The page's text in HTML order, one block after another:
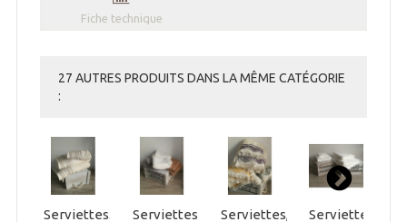
Fiche technique
27 AUTRES PRODUITS DANS LA MÊME CATÉGORIE
:
Serviettes... Serviettes,... Serviettes,... Serviettes,...